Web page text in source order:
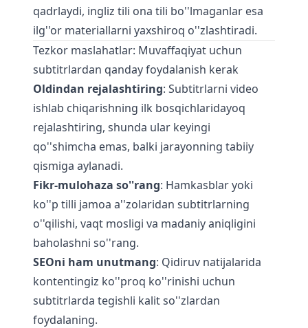
qadrlaydi, ingliz tili ona tili bo''lmaganlar esa
ilg''or materiallarni yaxshiroq o''zlashtiradi.
Tezkor maslahatlar: Muvaffaqiyat uchun
subtitrlardan qanday foydalanish kerak
Oldindan rejalashtiring: Subtitrlarni video
ishlab chiqarishning ilk bosqichlaridayoq
rejalashtiring, shunda ular keyingi
qo''shimcha emas, balki jarayonning tabiiy
qismiga aylanadi.
Fikr-mulohaza so''rang: Hamkasblar yoki
ko''p tilli jamoa a''zolaridan subtitrlarning
o''qilishi, vaqt mosligi va madaniy aniqligini
baholashni so''rang.
SEOni ham unutmang: Qidiruv natijalarida
kontentingiz ko''proq ko''rinishi uchun
subtitrlarda tegishli kalit so''zlardan
foydalaning.